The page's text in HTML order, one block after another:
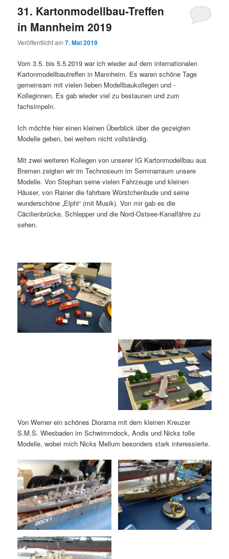
31. Kartonmodellbau-Treffen
in Mannheim 2019
Veröffentlicht am7. Mai 2019
Vom 3.5. bis 5.5.2019 war ich wieder auf dem internationalen
Kartonmodellbautreffen in Mannheim. Es waren schöne Tage
gemeinsam mit vielen lieben Modellbaukollegen und -
Kolleginnen. Es gab wieder viel zu bestaunen und zum
fachsimpeln.
Ich möchte hier einen kleinen Überblick über die gezeigten
Modelle geben, bei weitem nicht vollständig.
Mit zwei weiteren Kollegen von unserer IG Kartonmodellbau aus
Bremen zeigten wir im Technoseum im Seminarraum unsere
Modelle. Von Stephan seine vielen Fahrzeuge und kleinen
Häuser, von Rainer die fahrbare Würstchenbude und seine
wunderschöne „Elphi“ (mit Musik). Von mir gab es die
Cäcilienbrücke, Schlepper und die Nord-Ostsee-Kanalfähre zu
sehen.
Von Werner ein schönes Diorama mit dem kleinen Kreuzer
S.M.S. Wiesbaden im Schwimmdock, Andis und Nicks tolle
Modelle, wobei mich Nicks Mellum besonders stark interessierte.